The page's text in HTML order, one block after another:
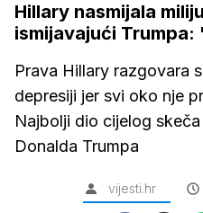
Hillary nasmijala
ismijavajući
Prava Hillary razgovara
depresiji jer svi oko nje
Najbolji dio cijelog
Donalda Trumpa
vijesti.hr